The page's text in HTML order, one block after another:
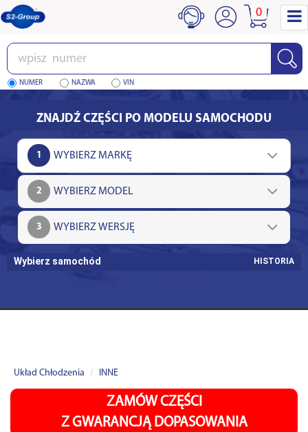
Wpisz
numer
NUMER NAZWA VIN
0
ZNAJDŹ CZĘŚCI PO MODELU SAMOCHODU
1
2
3
Wybierz samochód HISTORIA
Układ Chłodzenia INNE
ZAMÓW CZĘŚCI
Z GWARANCJĄ DOPASOWANIA